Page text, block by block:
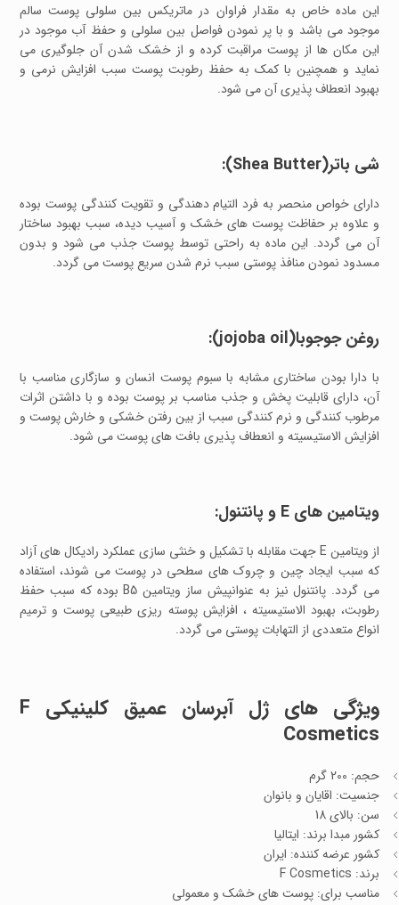
این ماده خاص به مقدار فراوان در ماتریکس بین سلولی پوست سالم
موجود می باشد و با پر نمودن فواصل بین سلولی و حفظ آب موجود در
این مکان ها از پوست مراقبت کرده و از خشک شدن آن جلوگیری می
نماید و همچنین با کمک به حفظ رطوبت پوست سبب افزایش نرمی و
بهبود انعطاف پذیری آن می شود.
شی باتر(Shea Butter):
دارای خواص منحصر به فرد التیام دهندگی و تقویت کنندگی پوست بوده
و علاوه بر حفاظت پوست های خشک و آسیب دیده، سبب بهبود ساختار
آن می گردد. این ماده به راحتی توسط پوست جذب می شود و بدون
مسدود نمودن منافذ پوستی سبب نرم شدن سریع پوست می گردد.
روغن جوجوبا(jojoba oil):
با دارا بودن ساختاری مشابه با سبوم پوست انسان و سازگاری مناسب با
آن، دارای قابلیت پخش و جذب مناسب بر پوست بوده و با داشتن اثرات
مرطوب کنندگی و نرم کنندگی سبب از بین رفتن خشکی و خارش پوست و
افزایش الاستیسیته و انعطاف پذیری بافت های پوست می شود.
ویتامین های E و پانتنول:
از ویتامین E جهت مقابله با تشکیل و خنثی سازی عملکرد رادیکال های آزاد
که سبب ایجاد چین و چروک های سطحی در پوست می شوند، استفاده
می گردد. پانتنول نیز به عنوانپیش ساز ویتامین B5 بوده که سبب حفظ
رطوبت، بهبود الاستیسیته ، افزایش پوسته ریزی طبیعی پوست و ترمیم
انواع متعددی از التهابات پوستی می گردد.
ویژگی های ژل آبرسان عمیق کلینیکی F
Cosmetics
حجم: 200 گرم
جنسیت: اقایان و بانوان
سن: بالای 18
کشور مبدا برند: ایتالیا
کشور عرضه کننده: ایران
برند: F Cosmetics
مناسب برای: پوست های خشک و معمولی